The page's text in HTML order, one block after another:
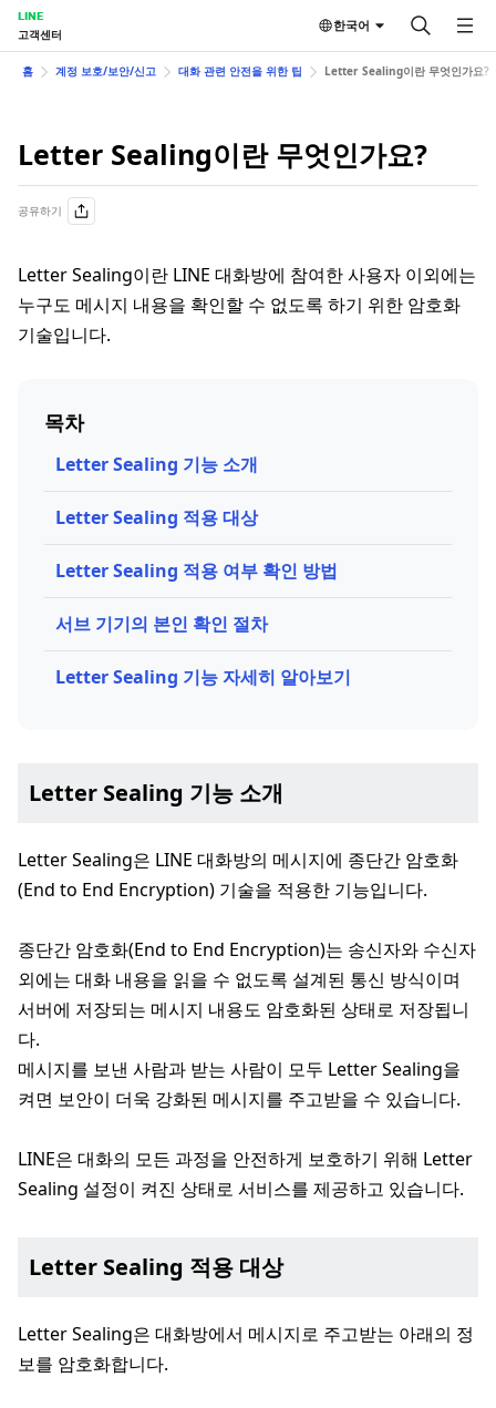
LINE
고객센터
한국어
홈 계정 보호/보안/신고 대화 관련 안전을 위한 팁 Letter Sealing이란 무엇인가요?
Letter Sealing이란 무엇인가요?
공유하기
Letter Sealing이란 LINE 대화방에 참여한 사용자 이외에는
누구도 메시지 내용을 확인할 수 없도록 하기 위한 암호화
기술입니다.
목차
Letter Sealing 기능 소개
Letter Sealing 적용 대상
Letter Sealing 적용 여부 확인 방법
서브 기기의 본인 확인 절차
Letter Sealing 기능 자세히 알아보기
Letter Sealing 기능 소개
Letter Sealing은 LINE 대화방의 메시지에 종단간 암호화
(End to End Encryption) 기술을 적용한 기능입니다.
종단간 암호화(End to End Encryption)는 송신자와 수신자
외에는 대화 내용을 읽을 수 없도록 설계된 통신 방식이며
서버에 저장되는 메시지 내용도 암호화된 상태로 저장됩니
다.
메시지를 보낸 사람과 받는 사람이 모두 Letter Sealing을
켜면 보안이 더욱 강화된 메시지를 주고받을 수 있습니다.
LINE은 대화의 모든 과정을 안전하게 보호하기 위해 Letter
Sealing 설정이 켜진 상태로 서비스를 제공하고 있습니다.
Letter Sealing 적용 대상
Letter Sealing은 대화방에서 메시지로 주고받는 아래의 정
보를 암호화합니다.